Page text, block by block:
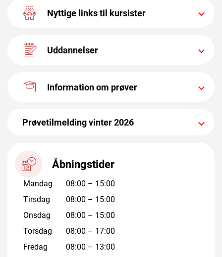
Nyttige links til kursister
Uddannelser
Information om prøver
Prøvetilmelding vinter 2026
Åbningstider
Mandag 08:00 – 15:00
Tirsdag
08:00 – 15:00
Onsdag
08:00 – 15:00
Torsdag
08:00 – 17:00
Fredag
08:00 – 13:00